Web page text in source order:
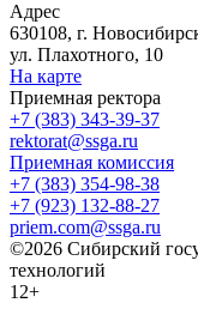
Адрес
630108, г.
ул. Плахотного, 10
На карте
Приемная ректора
+7 (383) 343-39-37
rektorat@ssga.ru
Приемная комиссия
+7 (383) 354-98-38
+7 (923) 132-88-27
priem.com@ssga.ru
©2026 Сибирский
технологий
12+